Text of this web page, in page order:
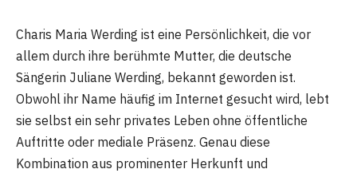
Charis Maria Werding ist eine Persönlichkeit, die vor
allem durch ihre berühmte Mutter, die deutsche
Sängerin Juliane Werding, bekannt geworden ist.
Obwohl ihr Name häufig im Internet gesucht wird, lebt
sie selbst ein sehr privates Leben ohne öffentliche
Auftritte oder mediale Präsenz. Genau diese
Kombination aus prominenter Herkunft und